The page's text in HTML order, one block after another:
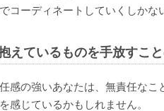
コーディネートしていくしかな
えているものを手放すこ
感の強いあなたは、無責任な
感じているかもしれません。